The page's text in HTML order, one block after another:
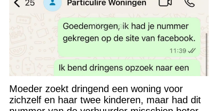
Moeder zoekt dringend een woning voor
zichzelf en haar twee kinderen, maar had dit